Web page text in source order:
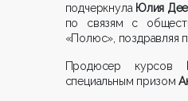
подчеркнула Юлия
по связям с
«Полюс», поздравляя
Продюсер курсов
специальным призом